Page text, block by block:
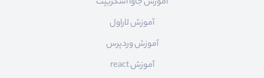
آموزش لاراول
آموزش وردپرس
آموزش react